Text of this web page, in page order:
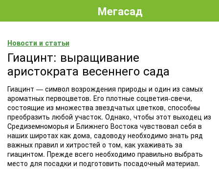
Мегасад
Новости и статьи
Гиацинт: выращивание
аристократа весеннего сада
Гиацинт — символ возрождения природы и один из самых
ароматных первоцветов. Его плотные соцветия-свечи,
состоящие из множества звездчатых цветков, способны
преобразить любой участок. Однако, чтобы этот выходец из
Средиземноморья и Ближнего Востока чувствовал себя в
наших широтах как дома, садоводу необходимо знать ряд
важных правил и хитростей о том, как ухаживать за
гиацинтом. Прежде всего необходимо правильно выбрать
место для посадки и подготовить посадочный материал.